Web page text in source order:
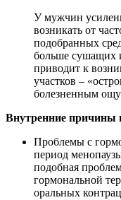
У мужчин
возникать от
подобранных
больше сушащих
приводит к
участков –
болезненным
Внутренние причины
Проблемы с
период
подобная
гормональной
оральных